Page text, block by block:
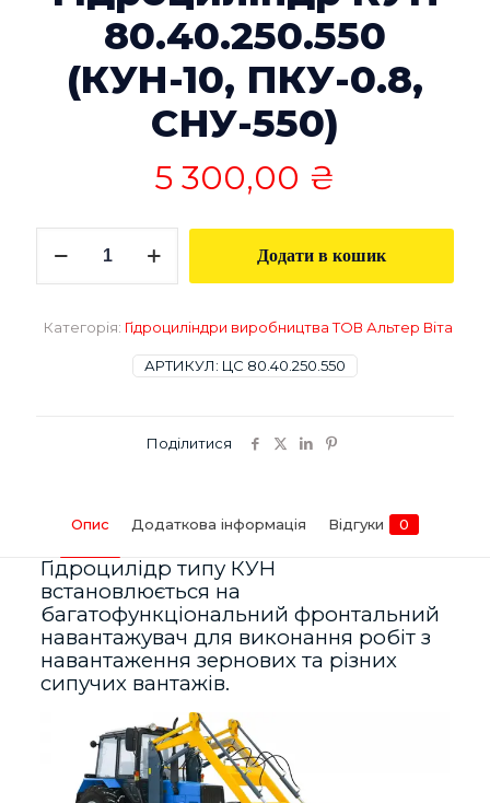
80.40.250.550
(КУН-10, ПКУ-0.8,
СНУ-550)
5 300,00 ₴
КУН
ПКУ-0.8,
СНУ-550)
Додати в кошик
АРТИКУЛ: ЦС 80.40.250.550
Категорія: Гідроциліндри виробництва ТОВ Альтер Віта
Поділитися
Опис Додаткова інформація Відгуки 0
Гідроцилідр типу КУН
встановлюється на
багатофункціональний фронтальний
навантажувач для виконання робіт з
навантаження зернових та різних
сипучих вантажів.